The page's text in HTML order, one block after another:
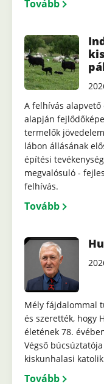
Tovább
A felhívás
alapján
termelők
lábon állásának
építési
megvalósuló -
felhívás.
Tovább
Mély fájdalommal
és szerették, hogy
életének 78.
Végső
kiskunhalasi
Tovább